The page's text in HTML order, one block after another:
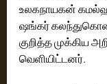
உலகநாயகன்
ஷங்கர்
குறித்த முக்கிய
வெளியிட்டனர்.